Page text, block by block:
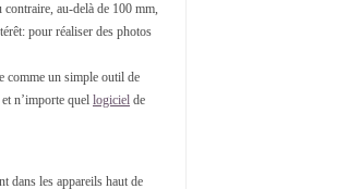
au-delà de 100 mm,
pour réaliser des photos
comme un simple outil de
n’importe quel logiciel de
dans les appareils haut de